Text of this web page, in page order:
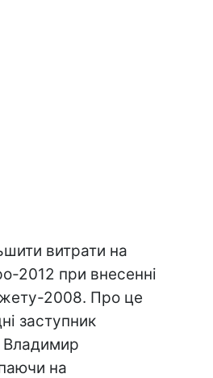
витрати на
2012 при внесенні
2008. Про це
заступник
Владимир
на